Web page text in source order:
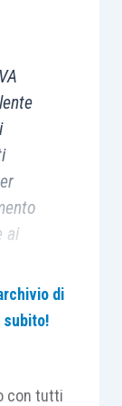
ai
di
subito!
con tutti